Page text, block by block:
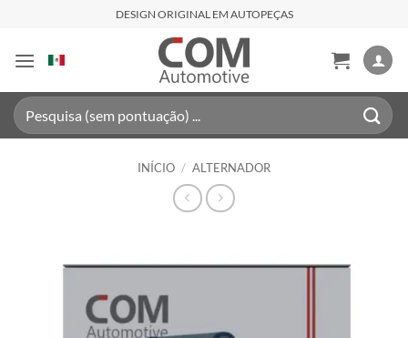
content
DESIGN ORIGINAL EM AUTOPEÇAS
Pesquisar
por:
INÍCIO / ALTERNADOR